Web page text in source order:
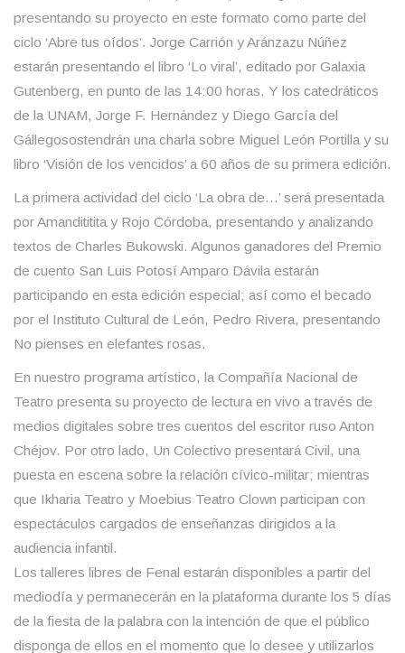
presentando su proyecto en este formato como parte del
ciclo ‘Abre tus oídos’. Jorge Carrión yAránzazu Núñez
estarán presentando el libro ‘Lo viral’, editado por Galaxia
Gutenberg, en punto de las 14:00 horas. Y los catedráticos
de la UNAM, Jorge F. Hernández y Diego García del
Gállegosostendrán una charla sobre Miguel León Portilla y su
libro ‘Visión de los vencidos’ a 60 años de su primera edición.
La primera actividad del ciclo ‘La obra de…’ será presentada
porAmandititita y Rojo Córdoba, presentando y analizando
textos de Charles Bukowski. Algunos ganadores del Premio
de cuento San Luis Potosí Amparo Dávila estarán
participando en esta edición especial; así como el becado
por el Instituto Cultural de León, Pedro Rivera, presentando
No pienses en elefantes rosas.
En nuestro programa artístico, la Compañía Nacional de
Teatro presenta su proyecto de lectura en vivo a través de
medios digitales sobre tres cuentos del escritor ruso Anton
Chéjov. Por otro lado, Un Colectivo presentará Civil, una
puesta en escena sobre la relación cívico-militar; mientras
que Ikharia Teatro y Moebius Teatro Clown participan con
espectáculos cargados de enseñanzas dirigidos a la
audiencia infantil.
Lostalleres libres de Fenal estarán disponibles a partir del
mediodía y permanecerán en la plataforma durante los 5 días
de la fiesta de la palabra con la intención de que el público
disponga de ellos en el momento que lo desee y utilizarlos